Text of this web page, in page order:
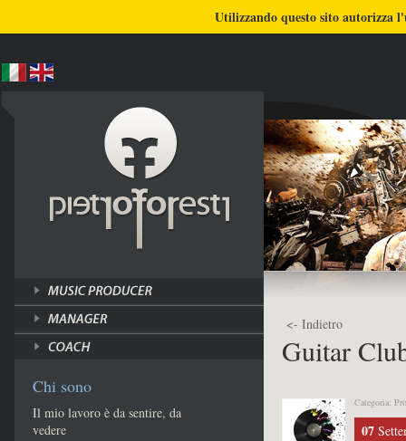
COSA FACCIO ULTIMI LAVORI
<- Indietro
Guitar
Categoria:
07
Chi sono
Il mio lavoro è da sentire, da
vedere
Utilizzando questo sito autorizza